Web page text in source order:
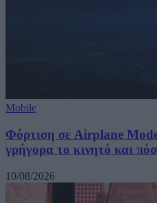
Mobile
Φόρτιση σε Airplane
γρήγορα το κινητό και
10/08/2026